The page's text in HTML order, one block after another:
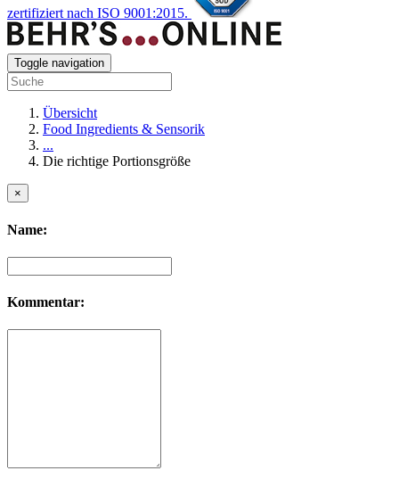
zertifiziert nach ISO 9001:2015.
Toggle navigation
Übersicht
Food Ingredients & Sensorik
...
Die richtige Portionsgröße
×
Name:
Kommentar: